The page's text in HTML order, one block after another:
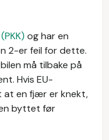
og har en
2-er feil for dette.
må tilbake på
Hvis EU-
at en fjær er knekt,
byttet før